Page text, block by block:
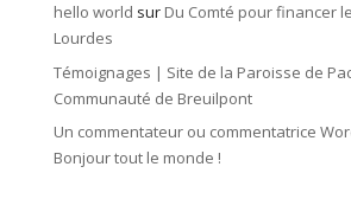
hello world sur Du Comté pour financer
Lourdes
Témoignages | Site de la Paroisse de
Communauté de Breuilpont
Un commentateur ou commentatrice
Bonjour tout le monde !